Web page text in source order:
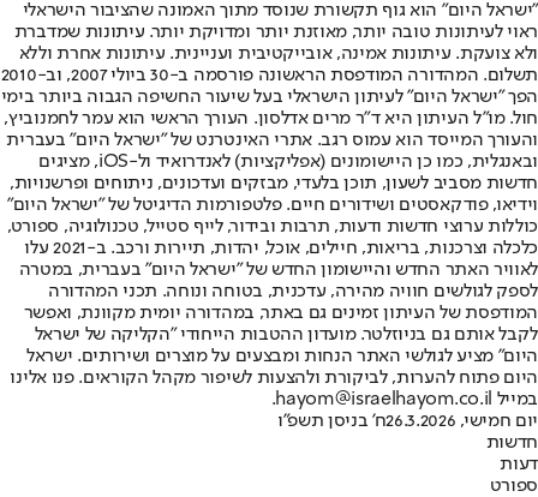
"ישראל היום" הוא גוף תקשורת שנוסד מתוך האמונה שהציבור הישראלי
ראוי לעיתונות טובה יותר, מאוזנת יותר ומדויקת יותר. עיתונות שמדברת
ולא צועקת. עיתונות אמינה, אובייקטיבית ועניינית. עיתונות אחרת וללא
תשלום. המהדורה המודפסת הראשונה פורסמה ב-30 ביולי 2007, וב-2010
הפך "ישראל היום" לעיתון הישראלי בעל שיעור החשיפה הגבוה ביותר בימי
חול. מו"ל העיתון היא ד"ר מרים אדלסון. העורך הראשי הוא עמר לחמנוביץ,
והעורך המייסד הוא עמוס רגב. אתרי האינטרנט של "ישראל היום" בעברית
ובאנגלית, כמו כן היישומונים (אפליקציות) לאנדרואיד ול-iOS, מציגים
חדשות מסביב לשעון, תוכן בלעדי, מבזקים ועדכונים, ניתוחים ופרשנויות,
וידיאו, פודקאסטים ושידורים חיים. פלטפורמות הדיגיטל של "ישראל היום"
כוללות ערוצי חדשות ודעות, תרבות ובידור, לייף סטייל, טכנולוגיה, ספורט,
כלכלה וצרכנות, בריאות, חיילים, אוכל, יהדות, תיירות ורכב. ב-2021 עלו
לאוויר האתר החדש והיישומון החדש של "ישראל היום" בעברית, במטרה
לספק לגולשים חוויה מהירה, עדכנית, בטוחה ונוחה. תכני המהדורה
המודפסת של העיתון זמינים גם באתר, במהדורה יומית מקוונת, ואפשר
לקבל אותם גם בניוזלטר. מועדון ההטבות הייחודי "הקליקה של ישראל
היום" מציע לגולשי האתר הנחות ומבצעים על מוצרים ושירותים. ישראל
היום פתוח להערות, לביקורת ולהצעות לשיפור מקהל הקוראים. פנו אלינו
במייל hayom@israelhayom.co.il.
יום חמישי, 26.3.2026
ח' בניסן תשפ"ו
חדשות
דעות
ספורט